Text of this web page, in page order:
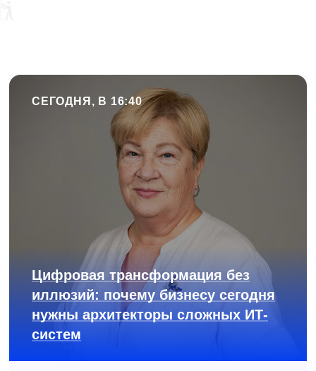
СЕГОДНЯ, В 16:40
Цифровая трансформация без
иллюзий: почему бизнесу сегодня
нужны архитекторы сложных ИТ-
систем